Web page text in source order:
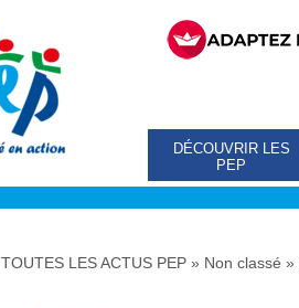
DÉCOUVRIR LES
PEP
TOUTES LES ACTUS PEP » Non classé »